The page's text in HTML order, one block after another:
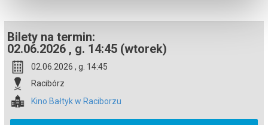
Bilety na termin:
02.06.2026 , g. 14:45 (wtorek)
02.06.2026 , g. 14:45
Racibórz
Kino Bałtyk w Raciborzu